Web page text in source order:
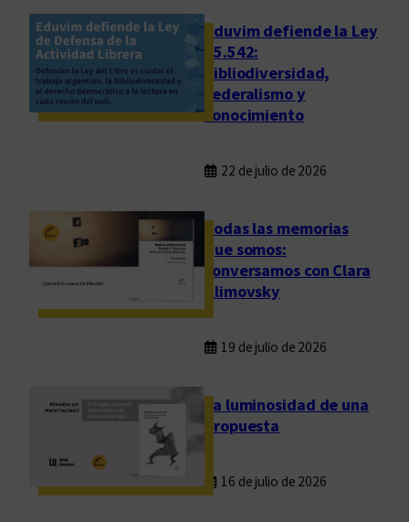
a
l
l
e
s
Eduvim defiende la Ley
25.542:
bibliodiversidad,
federalismo y
conocimiento
22 de julio de 2026
Todas las memorias
que somos:
conversamos con Clara
Klimovsky
19 de julio de 2026
La luminosidad de una
propuesta
16 de julio de 2026